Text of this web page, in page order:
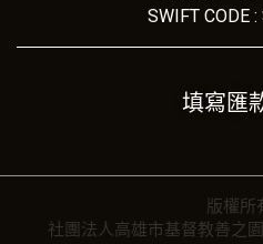
SWIFT CODE
填寫匯
版權
社團法人高雄市基督教善之